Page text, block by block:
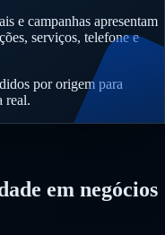
e campanhas apresentam
serviços, telefone e
por origem para
real.
em negócios